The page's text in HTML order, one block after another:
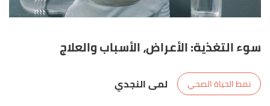
سوء التغذية: الأعراض، الأسباب والعلاج
نمط الحياة الصحي
لمى النجدي